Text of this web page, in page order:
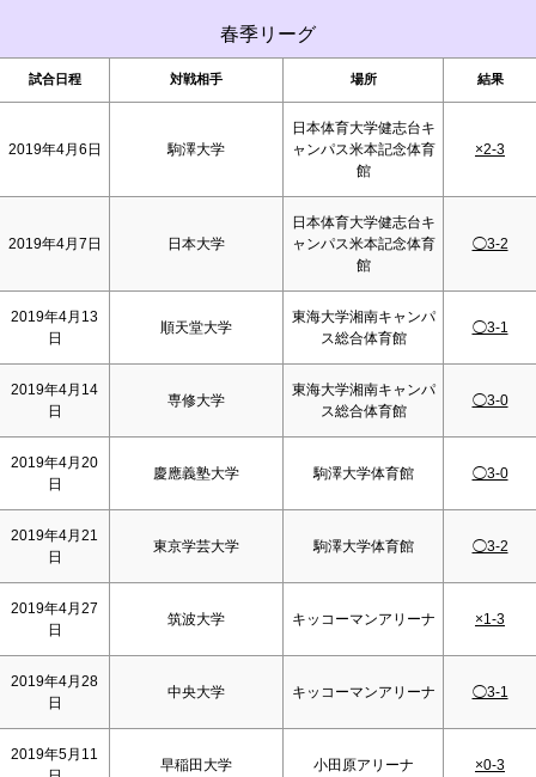
春季リーグ
試合日程 対戦相手 場所 結果
2019年4月6日 駒澤大学
日本体育大学健志台キ
ャンパス米本記念体育
館
×2-3
2019年4月7日 日本大学
日本体育大学健志台キ
ャンパス米本記念体育
館
◯3-2
2019年4月13
日
順天堂大学
東海大学湘南キャンパ
ス総合体育館
◯3-1
2019年4月14
日
専修大学
東海大学湘南キャンパ
ス総合体育館
◯3-0
2019年4月20
日
慶應義塾大学 駒澤大学体育館 ◯3-0
2019年4月21
日
東京学芸大学 駒澤大学体育館 ◯3-2
2019年4月27
日
筑波大学 キッコーマンアリーナ ×1-3
2019年4月28
日
中央大学 キッコーマンアリーナ ◯3-1
2019年5月11
早稲田大学 小田原アリーナ ×0-3